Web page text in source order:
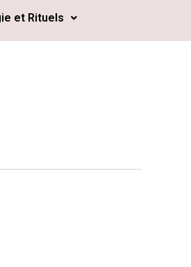
et Rituels